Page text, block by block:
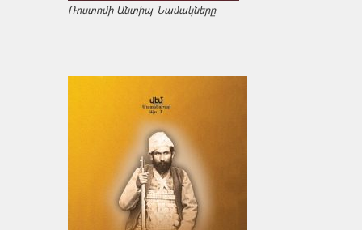
Ռոստոմի Անտիպ Նամակները